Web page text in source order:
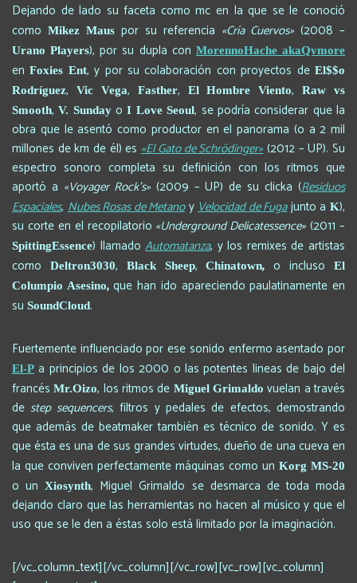
Dejando de lado su faceta como mc en la que se le conoció
como Mikez Maus por su referencia «Cría Cuervos» (2008 –
Urano Players), por su dupla con MorennoHache akaQvmore
enFoxies Ent, y por su colaboración con proyectos deEl$$o
Rodríguez, Vic Vega, Fasther, El Hombre Viento,Raw vs
Smooth,V. SundayoI Love Seoul, se podría considerar que la
obra que le asentó como productor en el panorama (o a 2 mil
millones de km de él) es«El Gato de Schrödinger»(2012 – UP). Su
espectro sonoro completa su definición con los ritmos que
aportó a «Voyager Rock’s»(2009 – UP) de su clicka (Residuos
Espaciales,Nubes Rosas de MetanoyVelocidad de Fugajunto aK),
su corte en el recopilatorio «Underground Delicatessence» (2011 –
SpittingEssence) llamadoAutomatanza, y los remixes de artistas
como
Deltron3030, Black Sheep,Chinatown, o inclusoEl
Columpio Asesino,que han ido apareciendo paulatinamente en
su SoundCloud.
Fuertemente influenciado por ese sonido enfermo asentado por
El-P a principios de los 2000 o las potentes lineas de bajo del
francésMr.Oizo, los ritmos de Miguel Grimaldo vuelan a través
de step sequencers, filtros y pedales de efectos, demostrando
que además de beatmaker también es técnico de sonido. Y es
que ésta es una de sus grandes virtudes, dueño de una cueva en
la que conviven perfectamente máquinas como un Korg MS-20
o unXiosynth, Miguel Grimaldo se desmarca de toda moda
dejando claro que las herramientas no hacen al músico y que el
uso que se le den a éstas solo está limitado por la imaginación.
[/vc_column_text][/vc_column][/vc_row][vc_row][vc_column]